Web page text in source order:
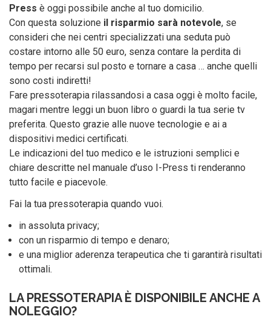
Press è oggi possibile anche al tuo domicilio.
Con questa soluzione il risparmio sarà notevole, se
consideri che nei centri specializzati una seduta può
costare intorno alle 50 euro, senza contare la perdita di
tempo per recarsi sul posto e tornare a casa … anche quelli
sono costi indiretti!
Fare pressoterapia rilassandosi a casa oggi è molto facile,
magari mentre leggi un buon libro o guardi la tua serie tv
preferita. Questo grazie alle nuove tecnologie e ai a
dispositivi medici certificati.
Le indicazioni del tuo medico e le istruzioni semplici e
chiare descritte nel manuale d’uso I-Press ti renderanno
tutto facile e piacevole.
Fai la tua pressoterapia quando vuoi.
in assoluta privacy;
con un risparmio di tempo e denaro;
e una miglior aderenza terapeutica che ti garantirà risultati
ottimali.
LA PRESSOTERAPIA È DISPONIBILE ANCHE A
NOLEGGIO?